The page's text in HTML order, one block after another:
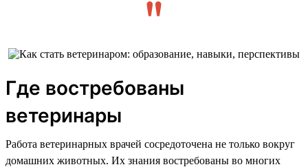
Где востребованы
ветеринары
Работа ветеринарных врачей сосредоточена не только вокруг
домашних животных. Их знания востребованы во многих